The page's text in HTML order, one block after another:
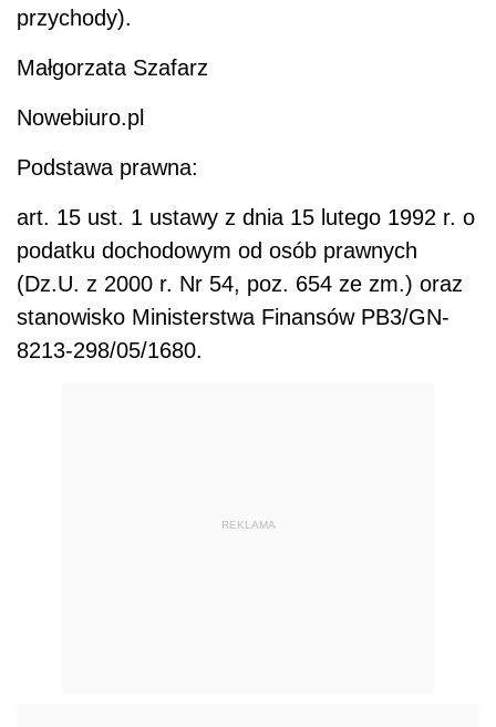
przychody).
Małgorzata Szafarz
Nowebiuro.pl
Podstawa prawna:
art. 15 ust. 1 ustawy z dnia 15 lutego 1992 r. o
podatku dochodowym od osób prawnych
(Dz.U. z 2000 r. Nr 54, poz. 654 ze zm.) oraz
stanowisko Ministerstwa Finansów PB3/GN-
8213-298/05/1680.
REKLAMA